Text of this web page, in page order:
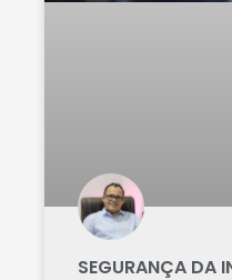
SEGURANÇA DA